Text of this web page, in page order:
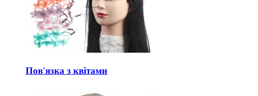
Пов'язка з квітами